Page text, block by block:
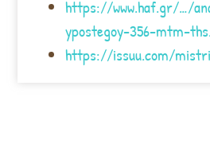
https://www.haf.gr/…/
ypostegoy-356-mtm-
https://issuu.com/